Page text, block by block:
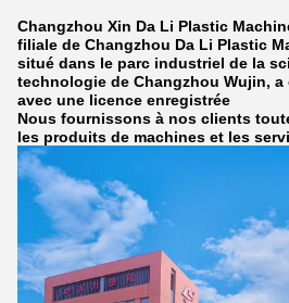
Changzhou Xin Da Li Plastic
filiale de Changzhou Da Li Plastic
situé dans le parc industriel de la
technologie de Changzhou Wujin, a
avec une licence enregistrée
Nous fournissons à nos clients
les produits de machines et les